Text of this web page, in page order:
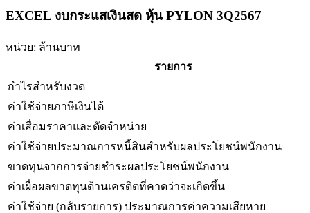
EXCEL งบกระแสเงินสด หุ้น PYLON 3Q2567
หน่วย: ล้านบาท
รายการ
กำไรสำหรับงวด
ค่าใช้จ่ายภาษีเงินได้
ค่าเสื่อมราคาและตัดจำหน่าย
ค่าใช้จ่ายประมาณการหนี้สินสำหรับผลประโยชน์พนักงาน
ขาดทุนจากการจ่ายชำระผลประโยชน์พนักงาน
ค่าเผื่อผลขาดทุนด้านเครดิตที่คาดว่าจะเกิดขึ้น
ค่าใช้จ่าย (กลับรายการ) ประมาณการค่าความเสียหาย